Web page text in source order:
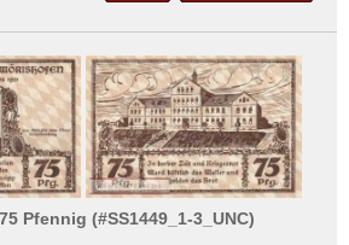
Pfennig (#SS1449_1-3_UNC)